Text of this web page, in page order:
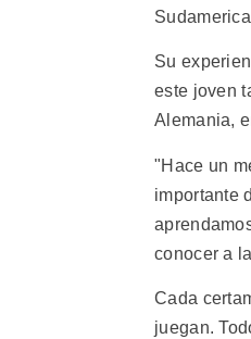
Su
este joven
Alemania,
"Hace un
importante
conocer a
Cada
juegan.